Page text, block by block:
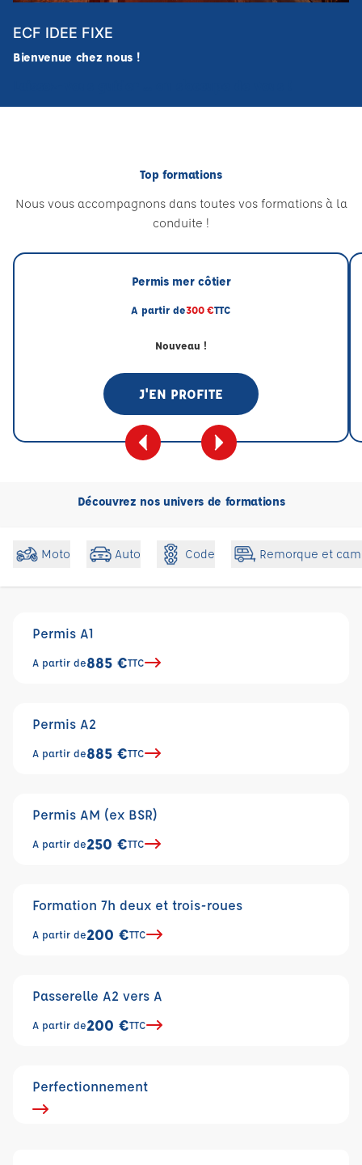
ECF IDEE FIXE
Bienvenue chez nous !
Top formations
Nous vous accompagnons dans toutes vos formations à la
conduite !
Permis mer côtier
A partir de300 €TTC
Nouveau !
J'EN PROFITE
Découvrez nos univers de formations
Moto Auto Code Remorque et
Permis A1
A partir de885 €TTC
Permis A2
A partir de885 €TTC
Permis AM (ex BSR)
A partir de250 €TTC
Formation 7h deux et trois-roues
A partir de200 €TTC
Passerelle A2 vers A
A partir de200 €TTC
Perfectionnement